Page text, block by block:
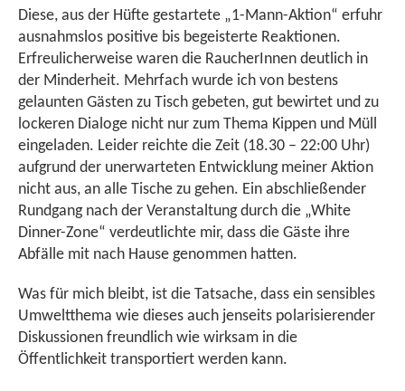
Diese, aus der Hüfte gestartete „1-Mann-Aktion“ erfuhr
ausnahmslos positive bis begeisterte Reaktionen.
Erfreulicherweise waren die RaucherInnen deutlich in
der Minderheit. Mehrfach wurde ich von bestens
gelaunten Gästen zu Tisch gebeten, gut bewirtet und zu
lockeren Dialoge nicht nur zum Thema Kippen und Müll
eingeladen. Leider reichte die Zeit (18.30 – 22:00 Uhr)
aufgrund der unerwarteten Entwicklung meiner Aktion
nicht aus, an alle Tische zu gehen. Ein abschließender
Rundgang nach der Veranstaltung durch die „White
Dinner-Zone“ verdeutlichte mir, dass die Gäste ihre
Abfälle mit nach Hause genommen hatten.
Was für mich bleibt, ist die Tatsache, dass ein sensibles
Umweltthema wie dieses auch jenseits polarisierender
Diskussionen freundlich wie wirksam in die
Öffentlichkeit transportiert werden kann.